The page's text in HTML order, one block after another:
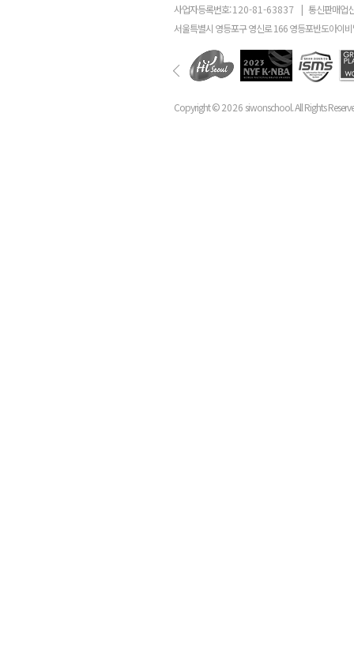
사업자등록번호:120-81-63837 | 통신판매업
서울특별시 영등포구 영신로 166 영등포반도아이
Copyright ©2026 siwonschool. All Rights